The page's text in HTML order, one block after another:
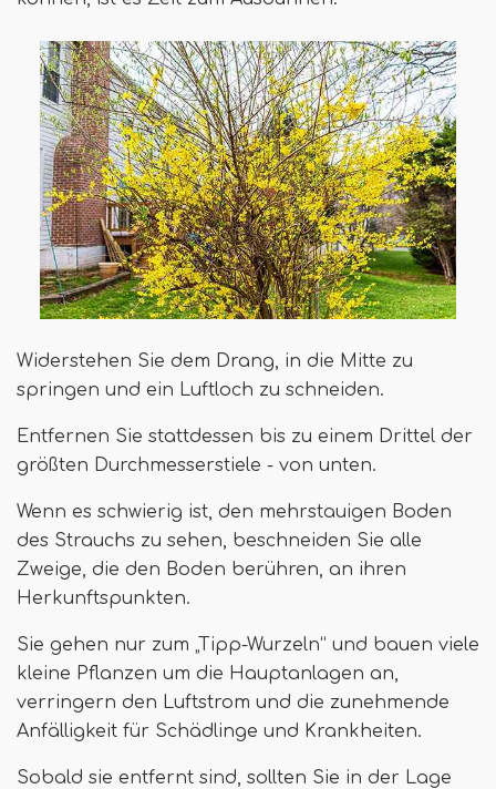
Widerstehen Sie dem Drang, in die Mitte zu
springen und ein Luftloch zu schneiden.
Entfernen Sie stattdessen bis zu einem Drittel der
größten Durchmesserstiele - von unten.
Wenn es schwierig ist, den mehrstauigen Boden
des Strauchs zu sehen, beschneiden Sie alle
Zweige, die den Boden berühren, an ihren
Herkunftspunkten.
Sie gehen nur zum „Tipp-Wurzeln“ und bauen viele
kleine Pflanzen um die Hauptanlagen an,
verringern den Luftstrom und die zunehmende
Anfälligkeit für Schädlinge und Krankheiten.
Sobald sie entfernt sind, sollten Sie in der Lage